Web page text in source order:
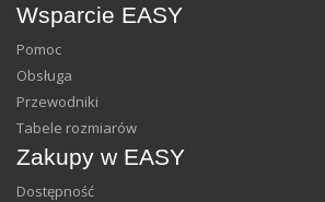
Wsparcie EASY
Pomoc
Obsługa
Przewodniki
Tabele rozmiarów
Zakupy w EASY
Dostępność